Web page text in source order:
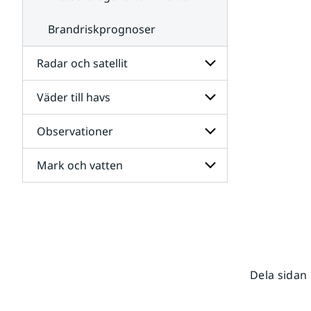
Brandriskprognoser
Radar och satellit
Undersidor
för
Radar
och
satellit
Väder till havs
Undersidor
för
Väder
till
havs
Observationer
Undersidor
för
Mark och vatten
Dela sidan